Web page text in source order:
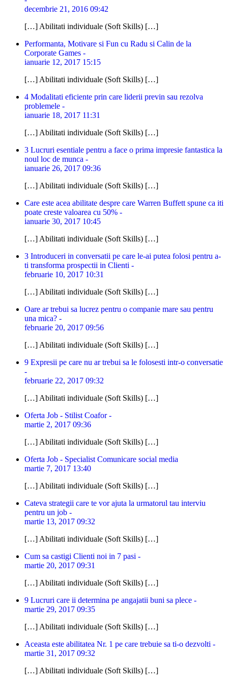
decembrie 21, 2016 09:42
[…] Abilitati individuale (Soft Skills) […]
Performanta, Motivare si Fun cu Radu si Calin de la
Corporate Games -
ianuarie 12, 2017 15:15
[…] Abilitati individuale (Soft Skills) […]
4 Modalitati eficiente prin care liderii previn sau rezolva
problemele -
ianuarie 18, 2017 11:31
[…] Abilitati individuale (Soft Skills) […]
3 Lucruri esentiale pentru a face o prima impresie fantastica la
noul loc de munca -
ianuarie 26, 2017 09:36
[…] Abilitati individuale (Soft Skills) […]
Care este acea abilitate despre care Warren Buffett spune ca iti
poate creste valoarea cu 50% -
ianuarie 30, 2017 10:45
[…] Abilitati individuale (Soft Skills) […]
3 Introduceri in conversatii pe care le-ai putea folosi pentru a-
ti transforma prospectii in Clienti -
februarie 10, 2017 10:31
[…] Abilitati individuale (Soft Skills) […]
Oare ar trebui sa lucrez pentru o companie mare sau pentru
una mica? -
februarie 20, 2017 09:56
[…] Abilitati individuale (Soft Skills) […]
9 Expresii pe care nu ar trebui sa le folosesti intr-o conversatie
-
februarie 22, 2017 09:32
[…] Abilitati individuale (Soft Skills) […]
Oferta Job - Stilist Coafor -
martie 2, 2017 09:36
[…] Abilitati individuale (Soft Skills) […]
Oferta Job - Specialist Comunicare social media
martie 7, 2017 13:40
[…] Abilitati individuale (Soft Skills) […]
Cateva strategii care te vor ajuta la urmatorul tau interviu
pentru un job -
martie 13, 2017 09:32
[…] Abilitati individuale (Soft Skills) […]
Cum sa castigi Clienti noi in 7 pasi -
martie 20, 2017 09:31
[…] Abilitati individuale (Soft Skills) […]
9 Lucruri care ii determina pe angajatii buni sa plece -
martie 29, 2017 09:35
[…] Abilitati individuale (Soft Skills) […]
Aceasta este abilitatea Nr. 1 pe care trebuie sa ti-o dezvolti -
martie 31, 2017 09:32
[…] Abilitati individuale (Soft Skills) […]